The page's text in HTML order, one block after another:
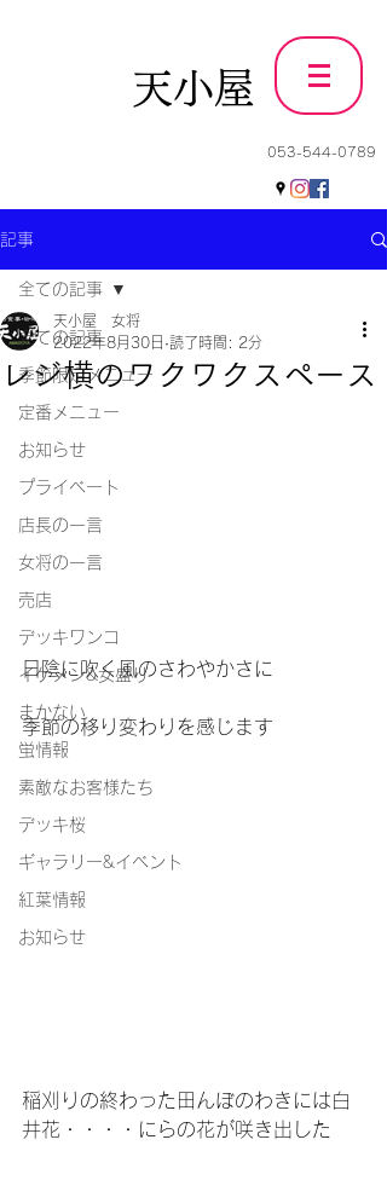
天小屋
053-544-0789
記事
全ての記事
季節限定メニュー
定番メニュー
お知らせ
プライベート
店長の一言
女将の一言
売店
デッキワンコ
イケメン&女盛り
まかない
蛍情報
素敵なお客様たち
デッキ桜
ギャラリー&イベント
紅葉情報
お知らせ
全ての記事
レジ横のワクワクスペース
天小屋 女将
2022年8月30日 読了時間: 2分
日陰に吹く風のさわやかさに
季節の移り変わりを感じます
稲刈りの終わった田んぼのわきには白
井花・・・・にらの花が咲き出した